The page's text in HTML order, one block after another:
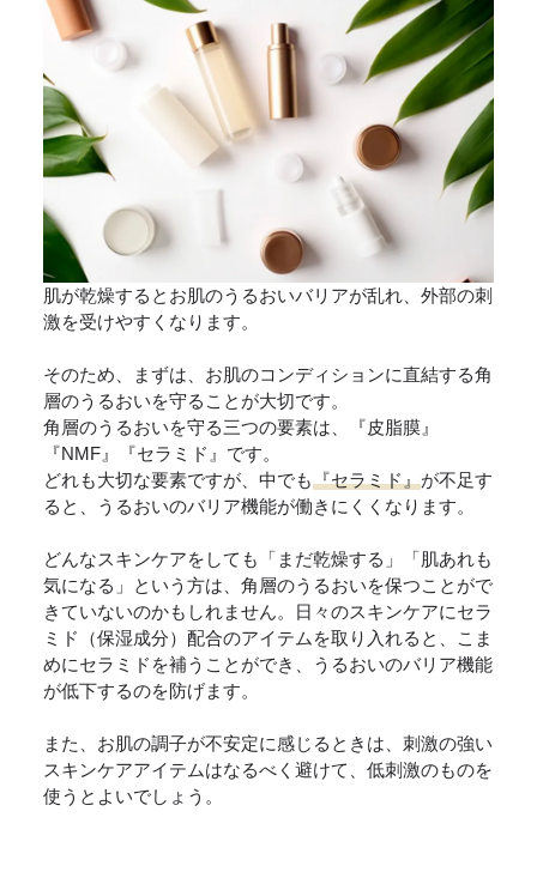
肌が乾燥するとお肌のうるおいバリアが乱れ、外部の刺
激を受けやすくなります。
そのため、まずは、お肌のコンディションに直結する角
層のうるおいを守ることが大切です。
角層のうるおいを守る三つの要素は、『皮脂膜』
『NMF』『セラミド』です。
どれも大切な要素ですが、中でも『セラミド』が不足す
ると、うるおいのバリア機能が働きにくくなります。
どんなスキンケアをしても「まだ乾燥する」「肌あれも
気になる」という方は、角層のうるおいを保つことがで
きていないのかもしれません。日々のスキンケアにセラ
ミド（保湿成分）配合のアイテムを取り入れると、こま
めにセラミドを補うことができ、うるおいのバリア機能
が低下するのを防げます。
また、お肌の調子が不安定に感じるときは、刺激の強い
スキンケアアイテムはなるべく避けて、低刺激のものを
使うとよいでしょう。